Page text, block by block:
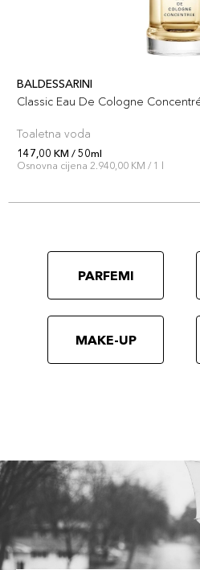
BALDESSARINI
Classic Eau De Cologne
Toaletna voda
147,00 KM / 50ml
Osnovna cijena 2.940,00 KM / 1 l
PARFEMI
MAKE-UP